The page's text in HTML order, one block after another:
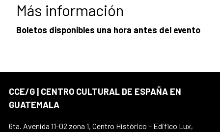
Más información
Boletos disponibles una hora antes del evento
CCE/G | CENTRO CULTURAL DE ESPAÑA EN
GUATEMALA
6ta. Avenida 11-02 zona 1, Centro Histórico – Edifico Lux,